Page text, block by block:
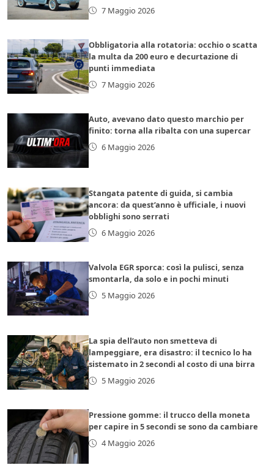
7 Maggio 2026
Obbligatoria alla rotatoria: occhio o scatta
la multa da 200 euro e decurtazione di
punti immediata
7 Maggio 2026
Auto, avevano dato questo marchio per
finito: torna alla ribalta con una supercar
6 Maggio 2026
Stangata patente di guida, si cambia
ancora: da quest’anno è ufficiale, i nuovi
obblighi sono serrati
6 Maggio 2026
Valvola EGR sporca: così la pulisci, senza
smontarla, da solo e in pochi minuti
5 Maggio 2026
La spia dell’auto non smetteva di
lampeggiare, era disastro: il tecnico lo ha
sistemato in 2 secondi al costo di una birra
5 Maggio 2026
Pressione gomme: il trucco della moneta
per capire in 5 secondi se sono da cambiare
4 Maggio 2026